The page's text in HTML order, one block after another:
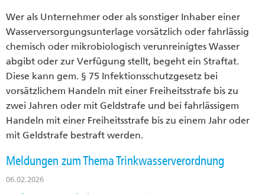
Wer als Unternehmer oder als sonstiger Inhaber einer
Wasserversorgungsunterlage vorsätzlich oder fahrlässig
chemisch oder mikrobiologisch verunreinigtes Wasser
abgibt oder zur Verfügung stellt, begeht ein Straftat.
Diese kann gem. § 75 Infektionsschutzgesetz bei
vorsätzlichem Handeln mit einer Freiheitsstrafe bis zu
zwei Jahren oder mit Geldstrafe und bei fahrlässigem
Handeln mit einer Freiheitsstrafe bis zu einem Jahr oder
mit Geldstrafe bestraft werden.
Meldungen zum Thema Trinkwasserverordnung
06.02.2026